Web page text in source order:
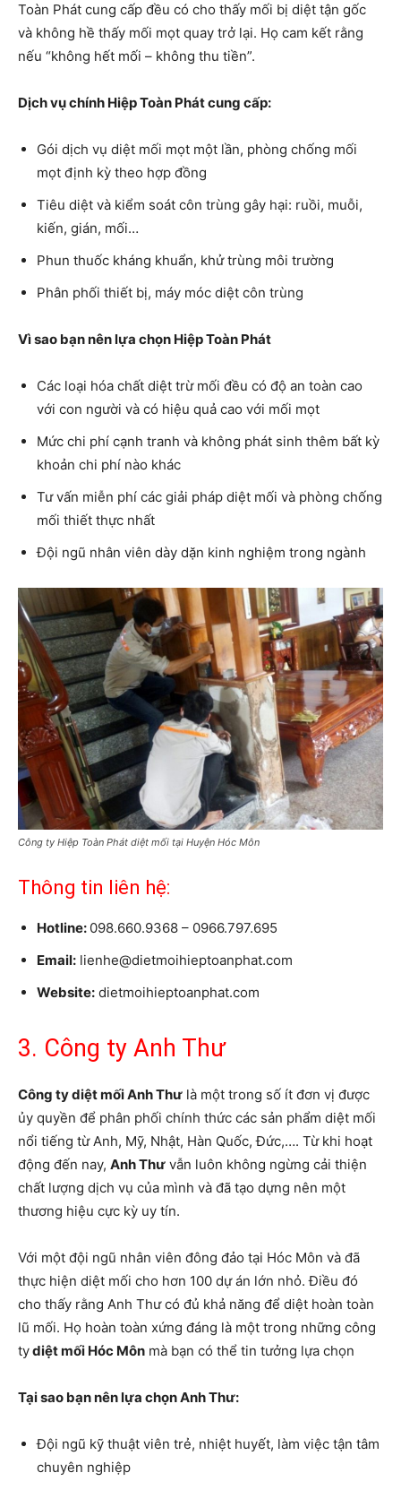
Toàn Phát cung cấp đều có cho thấy mối bị diệt tận gốc
và không hề thấy mối mọt quay trở lại. Họ cam kết rằng
nếu “không hết mối – không thu tiền”.
Dịch vụ chính Hiệp Toàn Phát cung cấp:
Gói dịch vụ diệt mối mọt một lần, phòng chống mối
mọt định kỳ theo hợp đồng
Tiêu diệt và kiểm soát côn trùng gây hại: ruồi, muỗi,
kiến, gián, mối…
Phun thuốc kháng khuẩn, khử trùng môi trường
Phân phối thiết bị, máy móc diệt côn trùng
Vì sao bạn nên lựa chọn Hiệp Toàn Phát
Các loại hóa chất diệt trừ mối đều có độ an toàn cao
với con người và có hiệu quả cao với mối mọt
Mức chi phí cạnh tranh và không phát sinh thêm bất kỳ
khoản chi phí nào khác
Tư vấn miễn phí các giải pháp diệt mối và phòng chống
mối thiết thực nhất
Đội ngũ nhân viên dày dặn kinh nghiệm trong ngành
Công ty Hiệp Toàn Phát diệt mối tại Huyện Hóc Môn
Thông tin liên hệ:
Hotline: 098.660.9368 – 0966.797.695
Email: lienhe@dietmoihieptoanphat.com
Website: dietmoihieptoanphat.com
3. Công ty Anh Thư
Công ty diệt mối Anh Thư là một trong số ít đơn vị được
ủy quyền để phân phối chính thức các sản phẩm diệt mối
nổi tiếng từ Anh, Mỹ, Nhật, Hàn Quốc, Đức,…. Từ khi hoạt
động đến nay, Anh Thư vẫn luôn không ngừng cải thiện
chất lượng dịch vụ của mình và đã tạo dựng nên một
thương hiệu cực kỳ uy tín.
Với một đội ngũ nhân viên đông đảo tại Hóc Môn và đã
thực hiện diệt mối cho hơn 100 dự án lớn nhỏ. Điều đó
cho thấy rằng Anh Thư có đủ khả năng để diệt hoàn toàn
lũ mối. Họ hoàn toàn xứng đáng là một trong những công
tydiệt mối Hóc Môn mà bạn có thể tin tưởng lựa chọn
Tại sao bạn nên lựa chọn Anh Thư:
Đội ngũ kỹ thuật viên trẻ, nhiệt huyết, làm việc tận tâm
chuyên nghiệp